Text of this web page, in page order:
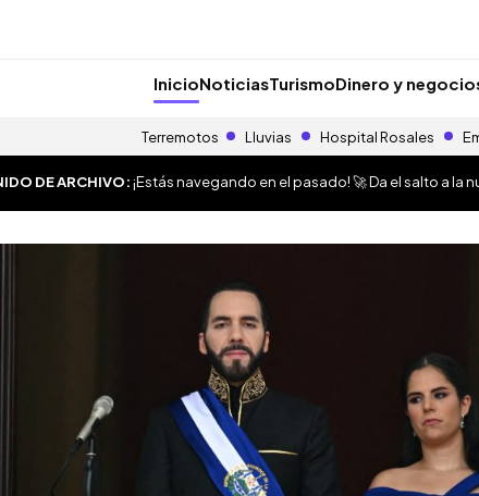
InicioNoticiasTurismoDinero y
Terremotos Lluvias Hospital Rosales
DE ARCHIVO:¡Estás navegando en el pasado! 🚀 Da el salto a la